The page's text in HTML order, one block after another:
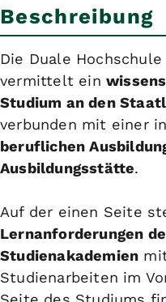
Beschreibung
Die Duale
vermittelt ein
Studium an den
verbunden mit einer
beruflichen
Ausbildungsstätte.
Auf der einen Seite
Lernanforderungen
Studienakademien
Studienarbeiten im